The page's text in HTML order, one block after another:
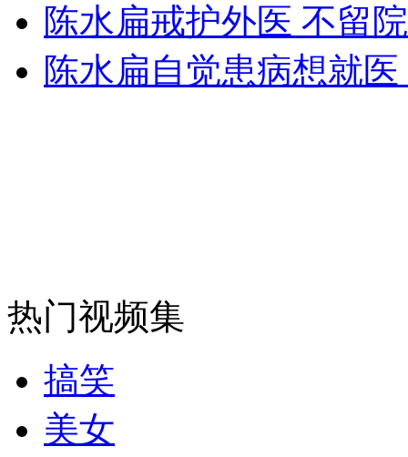
外交部：有关国家言论片面不公正
消防员救轻生者 花炮节热闹非凡
陈水扁戒护外医 不留
陈水扁自觉患病想就
热门视频集
搞笑
美女